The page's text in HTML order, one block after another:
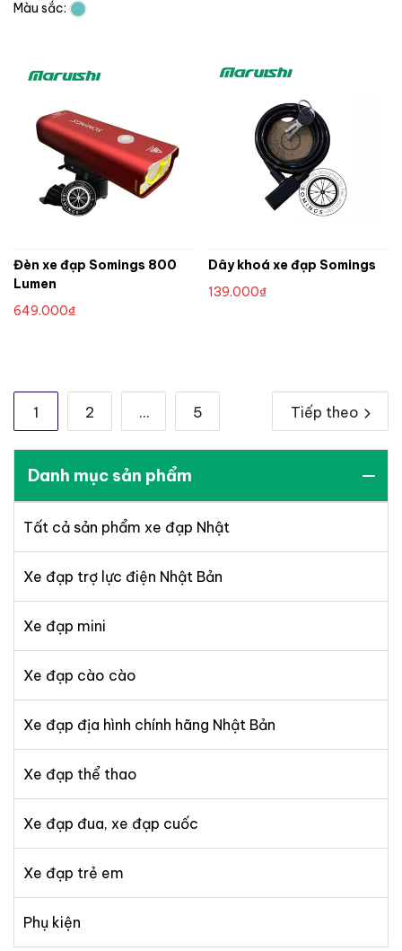
Màu sắc:
Đèn xe đạp Somings 800
Lumen
649.000₫
Dây khoá xe đạp Somings
139.000₫
Phân
trang
bài
1 2 … 5 Tiếp theo
Danh mục sản phẩm
Tất cả sản phẩm xe đạp Nhật
Xe đạp trợ lực điện Nhật Bản
Xe đạp mini
Xe đạp cào cào
Xe đạp địa hình chính hãng Nhật Bản
Xe đạp thể thao
Xe đạp đua, xe đạp cuốc
Xe đạp trẻ em
Phụ kiện